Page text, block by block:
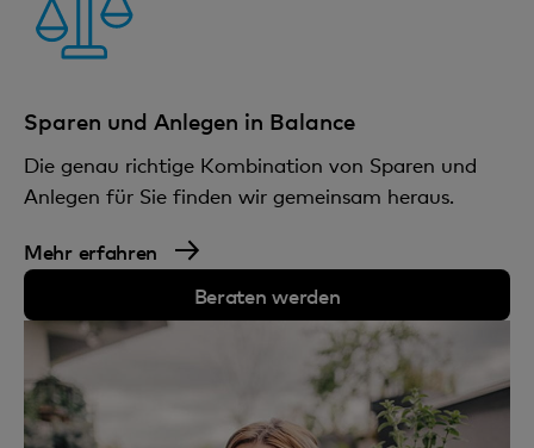
Sparen und Anlegen in Balance
Die genau richtige Kombination von Sparen und
Anlegen für Sie finden wir gemeinsam heraus.
Mehr erfahren
Beraten werden